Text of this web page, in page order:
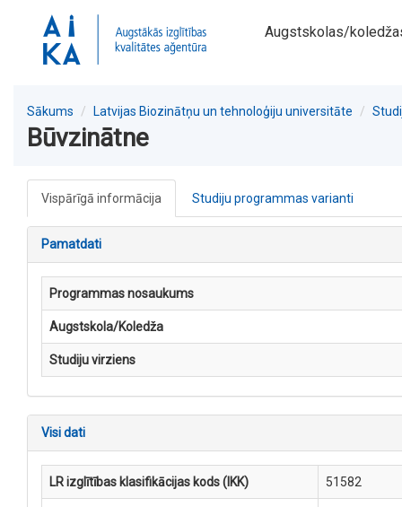
Augstskolas/
Sākums Latvijas Biozinātņu un tehnoloģiju universitāte
Būvzinātne
Vispārīgā informācija Studiju programmas varianti
Pamatdati
Programmas nosaukums
Augstskola/Koledža
Studiju virziens
Visi dati
LR izglītības klasifikācijas kods (IKK) 51582